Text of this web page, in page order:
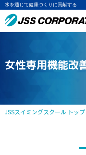
水を通じて健康づくりに貢献する
女性専用機能改
JSSスイミングスクール トップ